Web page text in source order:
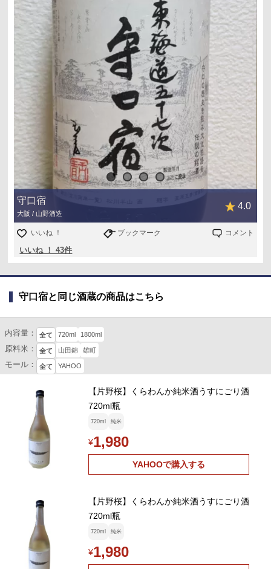
アテは、定点観測の竹輪、魚ソーセージ、チーズ、コーン
マヨネーズパン
竹輪では旨辛どちらも少しアップ
好みのテイストで◎
魚ソーセージでは最初よりも旨辛どちらも少しマイルドに
チーズだとすっきりとした旨辛で、辛がミント寄りに
パンでは竹輪に近い旨辛で◎
美味しい一本でした
守口宿
大阪 / 山野酒造
4.0
いいね ！ ブックマーク コメント
いいね ！ 43件
守口宿と同じ酒蔵の商品はこちら
内容量： 全て 720ml 1800ml
原料米： 全て 山田錦 雄町
モール： 全て YAHOO
【片野桜】くらわんか純米酒うすにごり酒
720ml瓶
720ml 純米
¥1,980
YAHOOで購入する
【片野桜】くらわんか純米酒うすにごり酒
720ml瓶
720ml 純米
¥1,980